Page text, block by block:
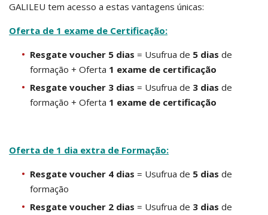
GALILEU tem acesso a estas vantagens únicas:
Oferta de 1 exame de Certificação:
Resgate voucher 5 dias = Usufrua de 5 dias de
formação + Oferta 1 exame de certificação
Resgate voucher 3 dias = Usufrua de 3 dias de
formação + Oferta 1 exame de certificação
Oferta de 1 dia extra de Formação:
Resgate voucher 4 dias = Usufrua de 5 dias de
formação
Resgate voucher 2 dias = Usufrua de 3 dias de